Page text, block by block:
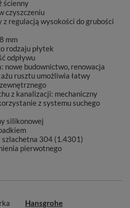
ścienny
czyszczeniu
regulacją wysokości do grubości
mm
rodzaju płytek
odpływu
nowe budownictwo, renowacja
rusztu umożliwia łatwy
z kanalizacji: mechaniczny
z systemu suchego
silikonowej
szlachetna 304 (1.4301)
pierwotnego
Hansgrohe